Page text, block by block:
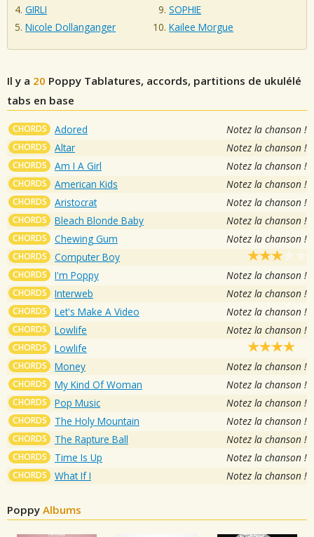
GIRLI
Nicole Dollanganger
SOPHIE
Kailee Morgue
Il y a 20 Poppy Tablatures, accords, partitions de ukulélé
tabs en base
CHORDS Adored Notez la chanson !
CHORDS Altar Notez la chanson !
CHORDS Am I A Girl Notez la chanson !
CHORDS American Kids Notez la chanson !
CHORDS Aristocrat Notez la chanson !
CHORDS Bleach Blonde Baby Notez la chanson !
CHORDS Chewing Gum Notez la chanson !
CHORDS Computer Boy
CHORDS I'm Poppy Notez la chanson !
CHORDS Interweb Notez la chanson !
CHORDS Let's Make A Video Notez la chanson !
CHORDS Lowlife Notez la chanson !
CHORDS Lowlife
CHORDS Money Notez la chanson !
CHORDS My Kind Of Woman Notez la chanson !
CHORDS Pop Music Notez la chanson !
CHORDS The Holy Mountain Notez la chanson !
CHORDS The Rapture Ball Notez la chanson !
CHORDS Time Is Up Notez la chanson !
CHORDS What If I Notez la chanson !
Poppy Albums